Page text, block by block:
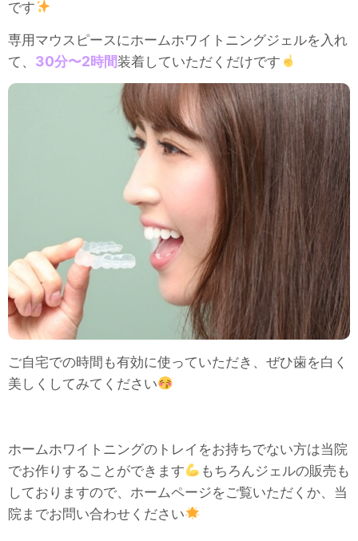
です
専用マウスピースにホームホワイトニングジェルを入れ
て、 30分〜2時間装着していただくだけです
ご自宅での時間も有効に使っていただき、ぜひ歯を白く
美しくしてみてください
ホームホワイトニングのトレイをお持ちでない方は当院
でお作りすることができます
もちろんジェルの販売も
しておりますので、ホームページをご覧いただくか、当
院までお問い合わせください